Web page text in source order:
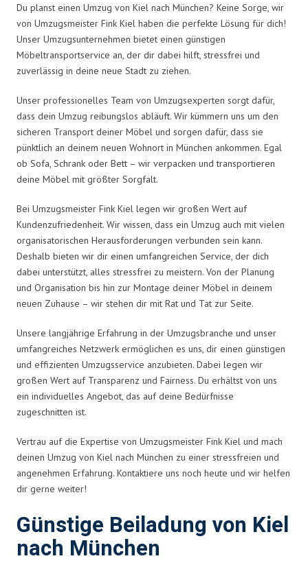
Du planst einen Umzug von Kiel nach München? Keine Sorge, wir
von Umzugsmeister Fink Kiel haben die perfekte Lösung für dich!
Unser Umzugsunternehmen bietet einen günstigen
Möbeltransportservice an, der dir dabei hilft, stressfrei und
zuverlässig in deine neue Stadt zu ziehen.
Unser professionelles Team von Umzugsexperten sorgt dafür,
dass dein Umzug reibungslos abläuft. Wir kümmern uns um den
sicheren Transport deiner Möbel und sorgen dafür, dass sie
pünktlich an deinem neuen Wohnort in München ankommen. Egal
ob Sofa, Schrank oder Bett – wir verpacken und transportieren
deine Möbel mit größter Sorgfalt.
Bei Umzugsmeister Fink Kiel legen wir großen Wert auf
Kundenzufriedenheit. Wir wissen, dass ein Umzug auch mit vielen
organisatorischen Herausforderungen verbunden sein kann.
Deshalb bieten wir dir einen umfangreichen Service, der dich
dabei unterstützt, alles stressfrei zu meistern. Von der Planung
und Organisation bis hin zur Montage deiner Möbel in deinem
neuen Zuhause – wir stehen dir mit Rat und Tat zur Seite.
Unsere langjährige Erfahrung in der Umzugsbranche und unser
umfangreiches Netzwerk ermöglichen es uns, dir einen günstigen
und effizienten Umzugsservice anzubieten. Dabei legen wir
großen Wert auf Transparenz und Fairness. Du erhältst von uns
ein individuelles Angebot, das auf deine Bedürfnisse
zugeschnitten ist.
Vertrau auf die Expertise von Umzugsmeister Fink Kiel und mach
deinen Umzug von Kiel nach München zu einer stressfreien und
angenehmen Erfahrung. Kontaktiere uns noch heute und wir helfen
dir gerne weiter!
Günstige Beiladung von Kiel
nach München